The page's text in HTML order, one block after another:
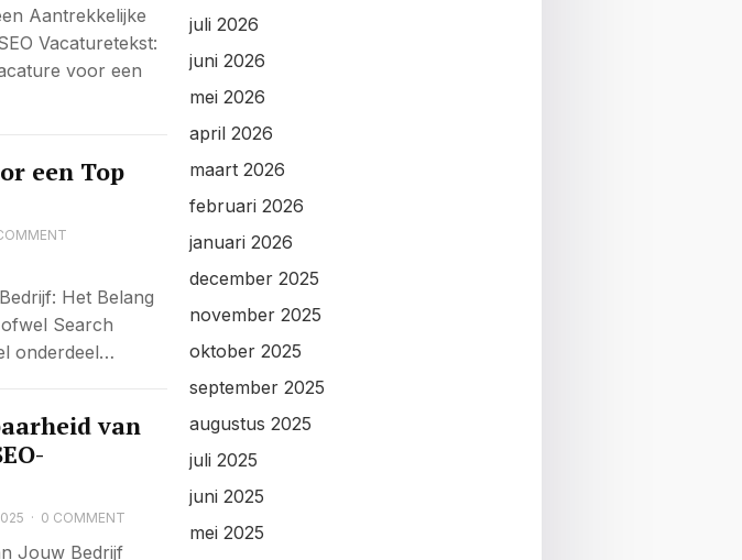
Aantrekkelijke
Vacaturetekst:
voor een
een Top
Het Belang
Search
onderdeel…
van
· 0 COMMENT
Jouw Bedrijf
juli 2026
juni 2026
mei 2026
april 2026
maart 2026
februari 2026
januari 2026
december 2025
november 2025
oktober 2025
september 2025
augustus 2025
juli 2025
juni 2025
mei 2025